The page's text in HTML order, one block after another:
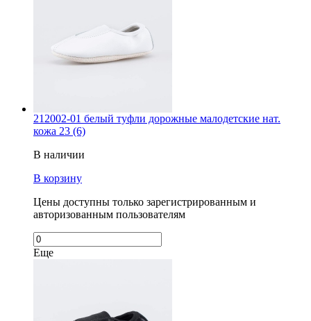
212002-01 белый туфли дорожные малодетские нат.
кожа 23 (6)
В наличии
В корзину
Цены доступны только зарегистрированным и
авторизованным пользователям
Еще